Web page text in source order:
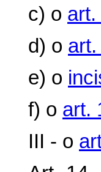
c) o art.
d) o art.
e) o
f) o art.
III - o